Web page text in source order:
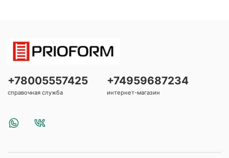
+78005557425
справочная служба
+74959687234
интернет-магазин